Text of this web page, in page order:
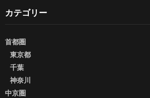
カテゴリー
首都圏
東京都
千葉
神奈川
中京圏